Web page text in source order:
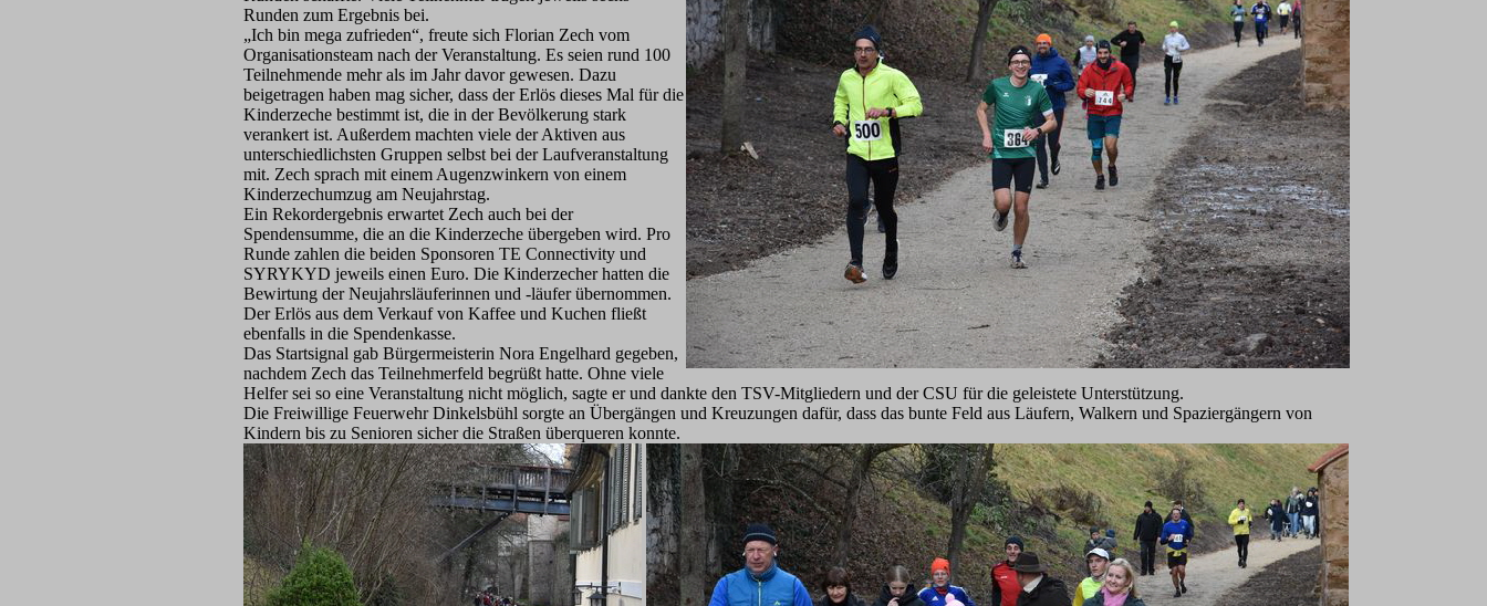
Runden zum Ergebnis bei.
„Ich bin mega zufrieden“, freute sich Florian Zech vom
Organisationsteam nach der Veranstaltung. Es seien rund 100
Teilnehmende mehr als im Jahr davor gewesen. Dazu
beigetragen haben mag sicher, dass der Erlös dieses Mal für die
Kinderzeche bestimmt ist, die in der Bevölkerung stark
verankert ist. Außerdem machten viele der Aktiven aus
unterschiedlichsten Gruppen selbst bei der Laufveranstaltung
mit. Zech sprach mit einem Augenzwinkern von einem
Kinderzechumzug am Neujahrstag.
Ein Rekordergebnis erwartet Zech auch bei der
Spendensumme, die an die Kinderzeche übergeben wird. Pro
Runde zahlen die beiden Sponsoren TE Connectivity und
SYRYKYD jeweils einen Euro. Die Kinderzecher hatten die
Bewirtung der Neujahrsläuferinnen und -läufer übernommen.
Der Erlös aus dem Verkauf von Kaffee und Kuchen fließt
ebenfalls in die Spendenkasse.
Das Startsignal gab Bürgermeisterin Nora Engelhard gegeben,
nachdem Zech das Teilnehmerfeld begrüßt hatte. Ohne viele
Helfer sei so eine Veranstaltung nicht möglich, sagte er und dankte den TSV-Mitgliedern und der CSU für die geleistete Unterstützung.
Die Freiwillige Feuerwehr Dinkelsbühl sorgte an Übergängen und Kreuzungen dafür, dass das bunte Feld aus Läufern, Walkern und Spaziergängern von
Kindern bis zu Senioren sicher die Straßen überqueren konnte.